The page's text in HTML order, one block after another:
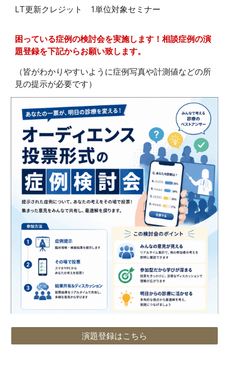
LT更新クレジット 1単位対象セミナー
困っている症例の検討会を実施します！相談症例の演
題登録を下記からお願い致します。
（皆がわかりやすいように症例写真や計測値などの所
見の提示が必要です）
演題登録はこちら